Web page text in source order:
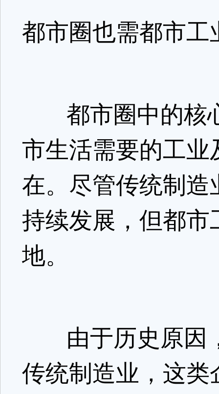
都市圈也需都市工
都市圈中的核心
市生活需要的工
在。尽管传统制
持续发展，但都
地。
由于历史原因，
传统制造业，这